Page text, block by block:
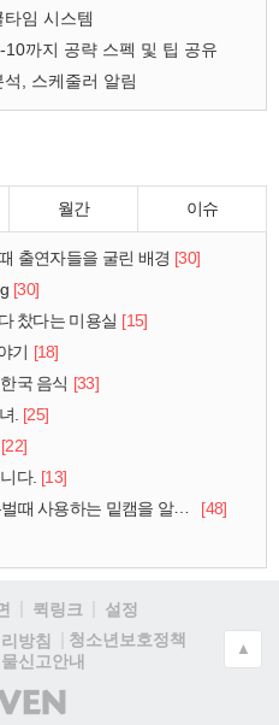
임 시스템
까지 공략 스펙 및 팁 공유
, 스케줄러 알림
월간 이슈
출연자들을 굴린 배경 [30]
[30]
찼다는 미용실 [15]
기 [18]
국 음식 [33]
. [25]
[22]
다. [13]
사용하는 밑캠을 알아보자
[48]
퀵링크
설정
방침
청소년보호정책
신고안내
(주)
인
▲